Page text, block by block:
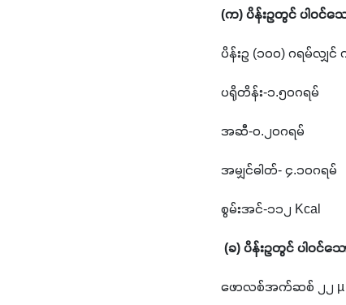
(က) ပိန်းဥတွင် ပါဝင်သ
ပိန်းဥ (၁၀၀) ဂရမ်လျှ
ပရိုတိန်း-၁.၅၀ဂရမ်
အဆီ-၀.၂၀ဂရမ်
အမျှင်ဓါတ်- ၄.၁၀ဂရမ်
စွမ်းအင်-၁၁၂ Kcal
(ခ) ပိန်းဥတွင် ပါဝင်သေ
ဖောလစ်အက်ဆစ် ၂၂ µ g